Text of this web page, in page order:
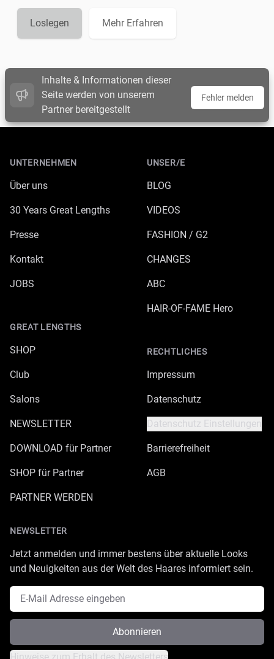
Loslegen Mehr Erfahren
Inhalte & Informationen dieser
Seite werden von unserem
Partner bereitgestellt
Fehler melden
UNTERNEHMEN
Über uns
30 Years Great Lengths
Presse
Kontakt
JOBS
GREAT LENGTHS
SHOP
Club
Salons
NEWSLETTER
DOWNLOAD für Partner
SHOP für Partner
PARTNER WERDEN
UNSER/E
BLOG
VIDEOS
FASHION / G2
CHANGES
ABC
HAIR-OF-FAME Hero
RECHTLICHES
Impressum
Datenschutz
Datenschutz Einstellungen
Barrierefreiheit
AGB
NEWSLETTER
Jetzt anmelden und immer bestens über aktuelle Looks
und Neuigkeiten aus der Welt des Haares informiert sein.
E-Mail Adresse
Abonnieren